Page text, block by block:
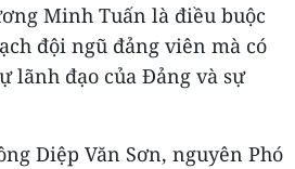
Minh Tuấn là điều buộc
đội ngũ đảng viên mà có
lãnh đạo của Đảng và sự
Diệp Văn Sơn, nguyên Phó